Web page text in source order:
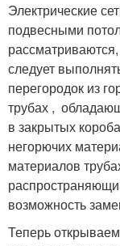
Электрические
подвесными
следует
перегородок из
трубах ,
в закрытых
негорючих
материалов
возможность
Теперь